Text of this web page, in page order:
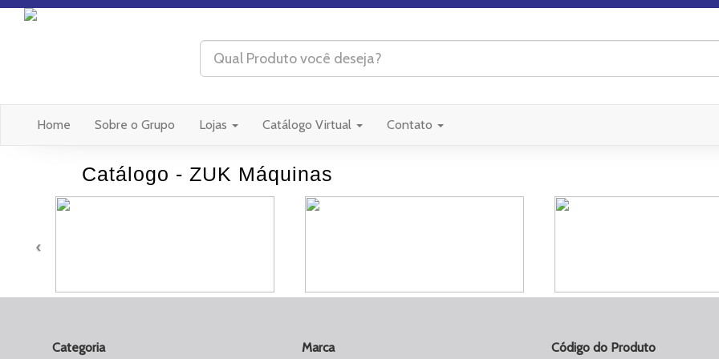
Home (current)
Sobre o Grupo Lojas Catálogo Virtual Contato
Catálogo - ZUK Máquinas
‹
Categoria Marca Código do Produto